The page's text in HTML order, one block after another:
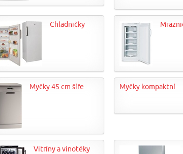
Chladničky
Myčky 45 cm šíře Myčky kompaktní
Vitríny a vinotéky